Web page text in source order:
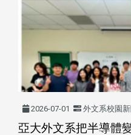
2026-07-01 外文系校園
亞大外文系把半導體